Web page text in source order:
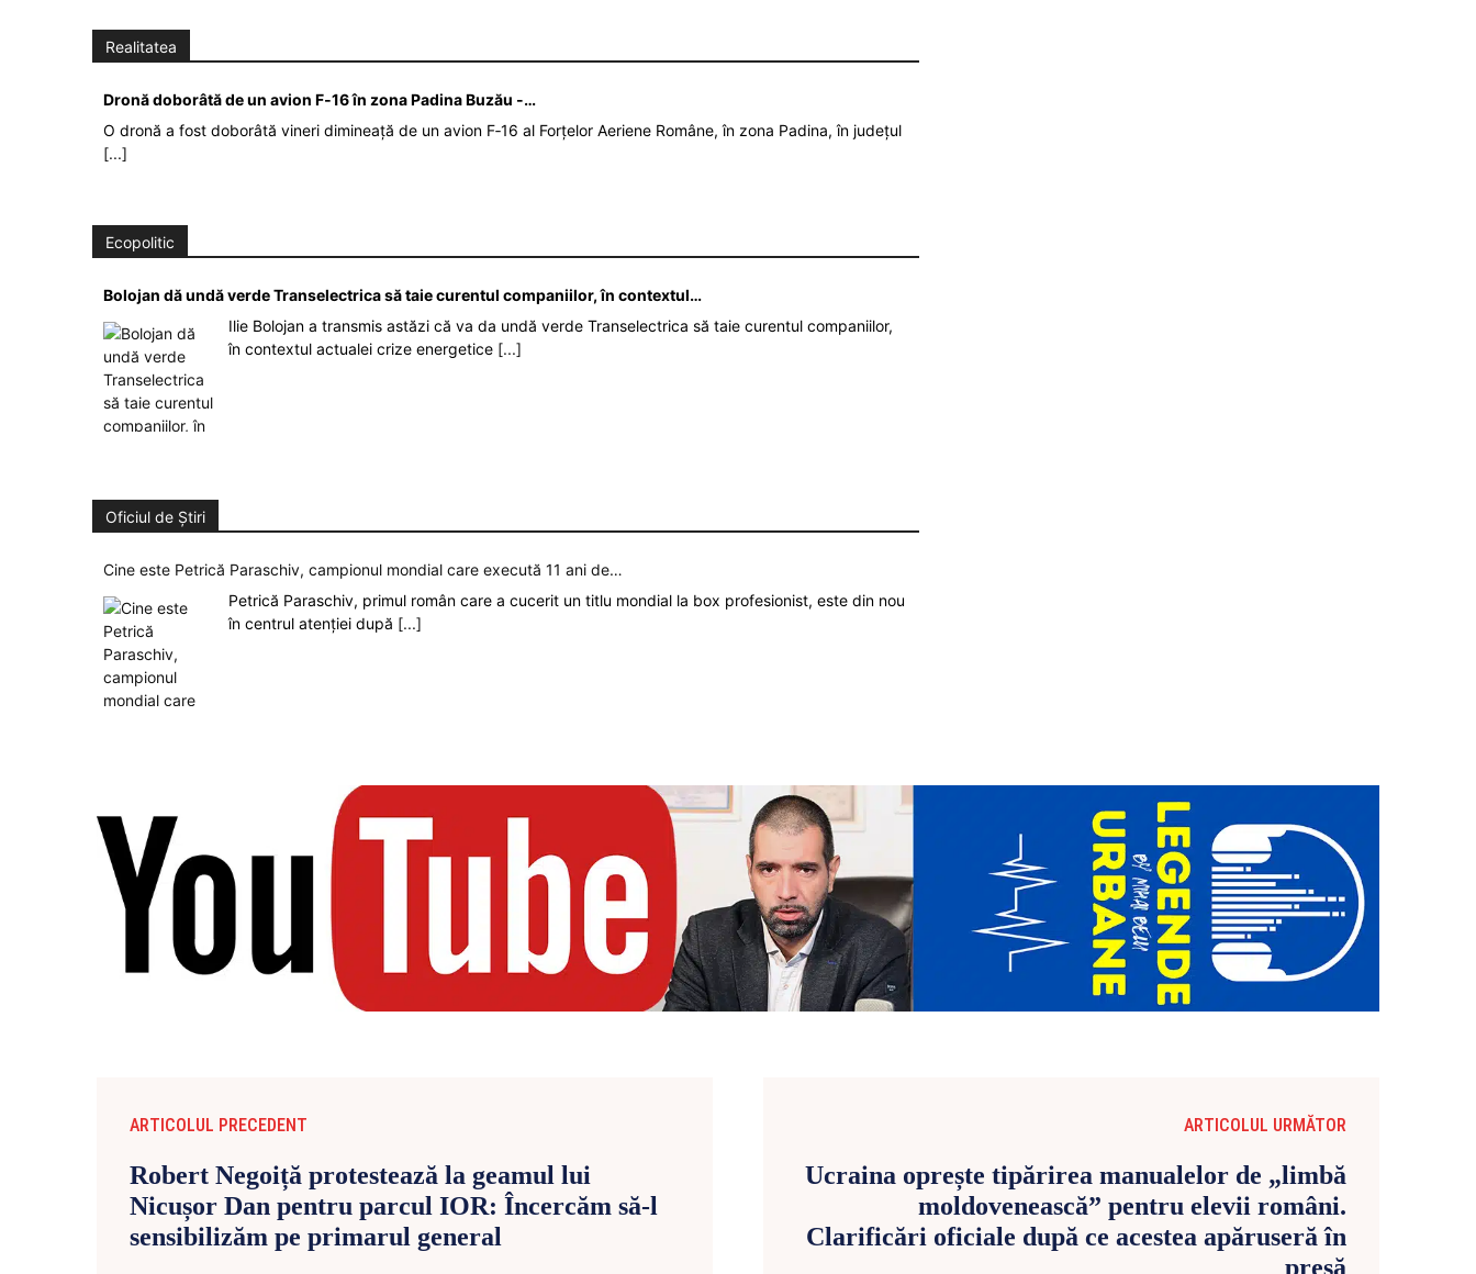
Realitatea
Dronă doborâtă de un avion F‑16 în zona Padina Buzău -…
O dronă a fost doborâtă vineri dimineață de un avion F‑16 al Forțelor Aeriene Române, în zona Padina, în județul
[...]
Ecopolitic
Bolojan dă undă verde Transelectrica să taie curentul companiilor, în contextul…
Ilie Bolojan a transmis astăzi că va da undă verde Transelectrica să taie curentul companiilor,
în contextul actualei crize energetice [...]
Oficiul de Știri
Cine este Petrică Paraschiv, campionul mondial care execută 11 ani de…
Petrică Paraschiv, primul român care a cucerit un titlu mondial la box profesionist, este din nou
în centrul atenției după [...]
ARTICOLUL PRECEDENT
Robert Negoiță protestează la geamul lui
Nicușor Dan pentru parcul IOR: Încercăm să-l
sensibilizăm pe primarul general
ARTICOLUL URMĂTOR
Ucraina oprește tipărirea manualelor de „limbă
moldovenească” pentru elevii români.
Clarificări oficiale după ce acestea apăruseră în
presă